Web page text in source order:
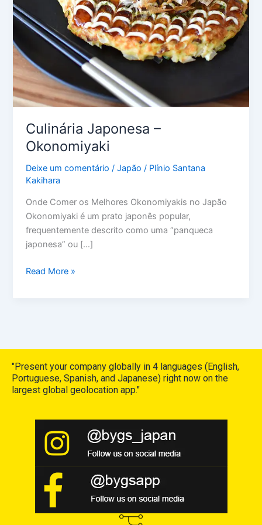
Culinária Japonesa –
Okonomiyaki
Deixe um comentário /Japão / Plínio Santana
Kakihara
Onde Comer os Melhores Okonomiyakis no Japão
Okonomiyaki é um prato japonês popular,
frequentemente descrito como uma “panqueca
japonesa” ou […]
Read More »
"Present your company globally in 4 languages (English,
Portuguese, Spanish, and Japanese) right now on the
largest global geolocation app."